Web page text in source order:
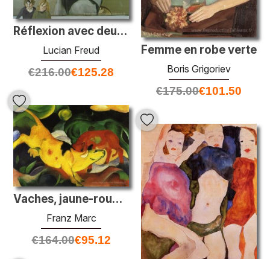
Femme en robe verte
Boris Grigoriev
€175.00€101.50
Réflexion avec deux enfants (autoportrait)
Lucian Freud
€216.00€125.28
Vaches, jaune-rouge-vert
Franz Marc
€164.00€95.12